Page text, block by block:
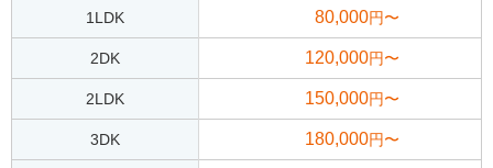
1LDK 80,000円〜
2DK 120,000円〜
2LDK 150,000円〜
3DK 180,000円〜